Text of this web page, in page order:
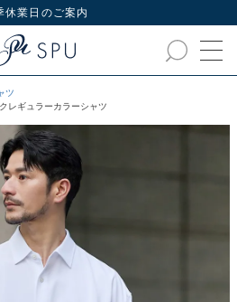
休業日のご案内
ツ
レギュラーカラーシャツ